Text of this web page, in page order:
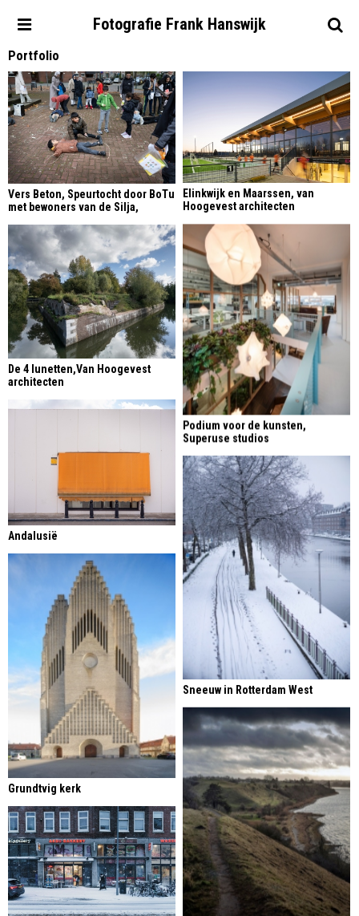
Fotografie Frank Hanswijk
Portfolio
Vers Beton, Speurtocht door BoTu
met bewoners van de Silja,
Elinkwijk en Maarssen, van
Hoogevest architecten
Podium voor de kunsten,
Superuse studios
De 4 lunetten,Van Hoogevest
architecten
Andalusië
Sneeuw in Rotterdam West
Grundtvig kerk